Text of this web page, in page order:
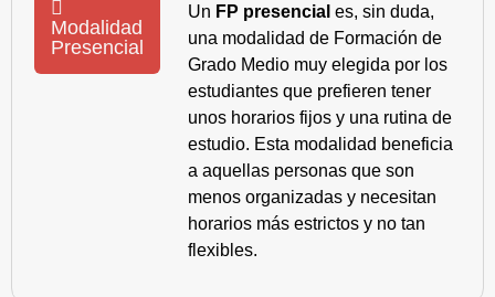
Modalidad
Presencial
Un FP presencial es, sin duda,
una modalidad de Formación de
Grado Medio muy elegida por los
estudiantes que prefieren tener
unos horarios fijos y una rutina de
estudio. Esta modalidad beneficia
a aquellas personas que son
menos organizadas y necesitan
horarios más estrictos y no tan
flexibles.